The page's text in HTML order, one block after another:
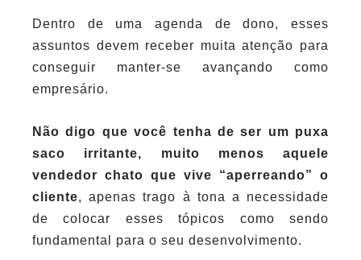
Dentro de uma agenda de dono, esses
assuntos devem receber muita atenção para
conseguir manter-se avançando como
empresário.
Não digo que você tenha de ser um puxa
saco irritante, muito menos aquele
vendedor chato que vive “aperreando” o
cliente, apenas trago à tona a necessidade
de colocar esses tópicos como sendo
fundamental para o seu desenvolvimento.